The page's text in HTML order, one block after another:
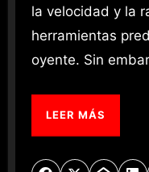
la velocidad y la
herramientas
oyente. Sin
LEER MÁS